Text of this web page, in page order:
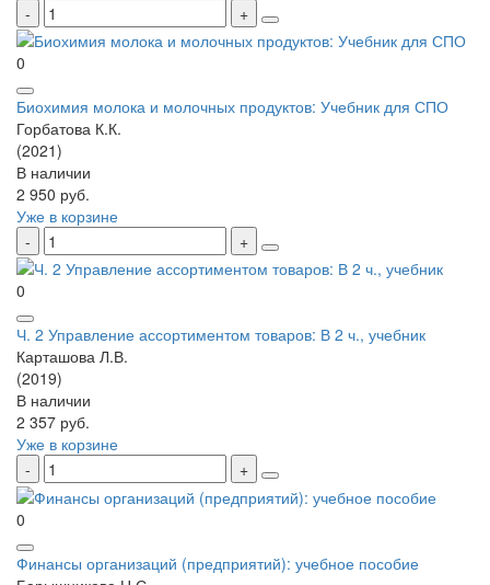
0
Биохимия молока и молочных продуктов: Учебник для СПО
Горбатова К.К.
(2021)
В наличии
2 950 руб.
Уже в корзине
0
Ч. 2 Управление ассортиментом товаров: В 2 ч., учебник
Карташова Л.В.
(2019)
В наличии
2 357 руб.
Уже в корзине
0
Финансы организаций (предприятий): учебное пособие